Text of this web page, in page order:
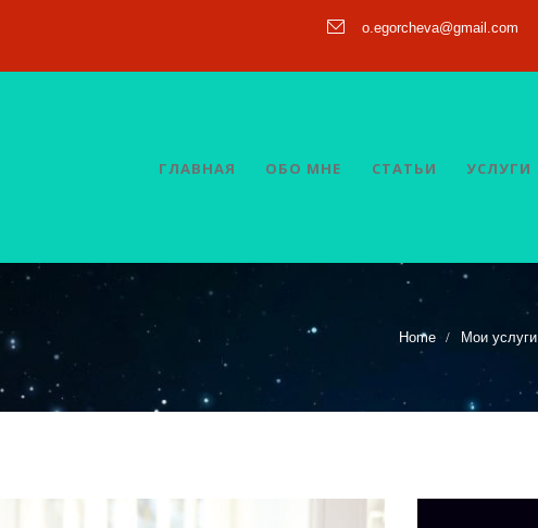
o.egorcheva@gmail.com
ГЛАВНАЯ ОБО МНЕ СТАТЬИ УСЛУГИ
Home Мои услуги